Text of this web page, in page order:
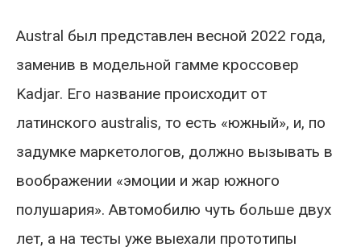
Austral был представлен весной 2022 года,
заменив в модельной гамме кроссовер
Kadjar. Его название происходит от
латинского australis, то есть «южный», и, по
задумке маркетологов, должно вызывать в
воображении «эмоции и жар южного
полушария». Автомобилю чуть больше двух
лет, а на тесты уже выехали прототипы